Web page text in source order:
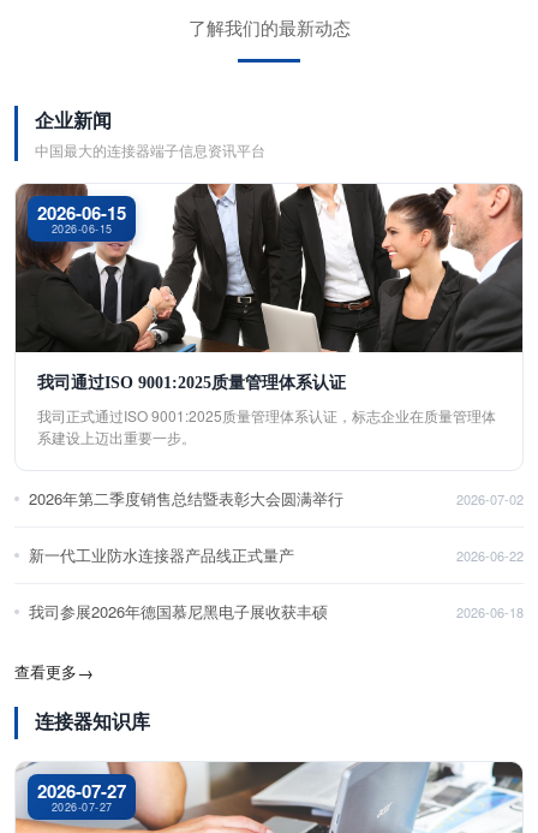
了解我们的最新动态
企业新闻
中国最大的连接器端子信息资讯平台
2026-06-15
2026-06-15
我司通过ISO 9001:2025质量管理体系认证
我司正式通过ISO 9001:2025质量管理体系认证，标志企业在质量管理体
系建设上迈出重要一步。
2026年第二季度销售总结暨表彰大会圆满举行 2026-07-02
新一代工业防水连接器产品线正式量产 2026-06-22
我司参展2026年德国慕尼黑电子展收获丰硕 2026-06-18
查看更多→
连接器知识库
2026-07-27
2026-07-27